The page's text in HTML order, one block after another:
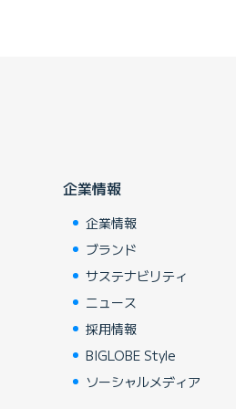
企業情報
企業情報
ブランド
サステナビリティ
ニュース
採用情報
BIGLOBE Style
ソーシャルメディア